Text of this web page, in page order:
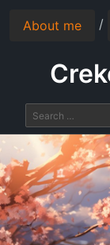
About me /